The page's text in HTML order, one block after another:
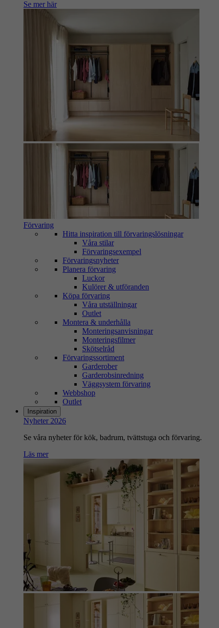
Se mer här
Förvaring
Hitta inspiration till förvaringslösningar
Våra stilar
Förvaringsexempel
Förvaringsnyheter
Planera förvaring
Luckor
Kulörer & utföranden
Köpa förvaring
Våra utställningar
Outlet
Montera & underhålla
Monteringsanvisningar
Monteringsfilmer
Skötselråd
Förvaringssortiment
Garderober
Garderobsinredning
Väggsystem förvaring
Webbshop
Outlet
Inspiration
Nyheter 2026
Se våra nyheter för kök, badrum, tvättstuga och förvaring.
Läs mer